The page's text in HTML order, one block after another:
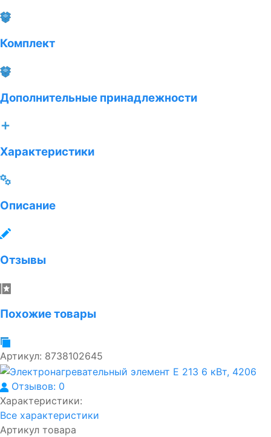
Комплект
Дополнительные принадлежности
Характеристики
Описание
Отзывы
Похожие товары
Артикул: 8738102645
Отзывов: 0
Характеристики:
Все характеристики
Артикул товара